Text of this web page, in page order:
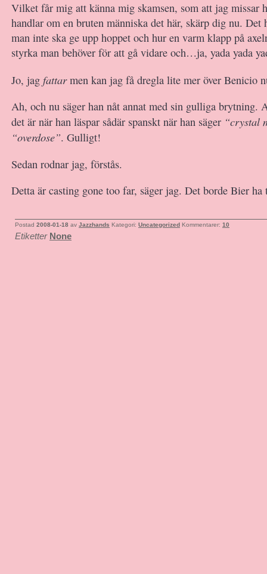
Vilket får mig att känna mig skamsen, som att jag missar
handlar om en bruten människa det här, skärp dig nu. Det
man inte ska ge upp hoppet och hur en varm klapp på
styrka man behöver för att gå vidare och…ja, yada yada
Jo, jag fattarmen kan jag få dregla lite mer över Benicio
Ah, och nu säger han nåt annat med sin gulliga brytning.
det är när han läspar sådär spanskt när han säger “crystal
“overdose”. Gulligt!
Sedan rodnar jag, förstås.
Detta är casting gone too far, säger jag. Det borde Bier ha
Postad 2008-01-18 av Jazzhands Kategori: Uncategorized Kommentarer: 10
Etiketter None